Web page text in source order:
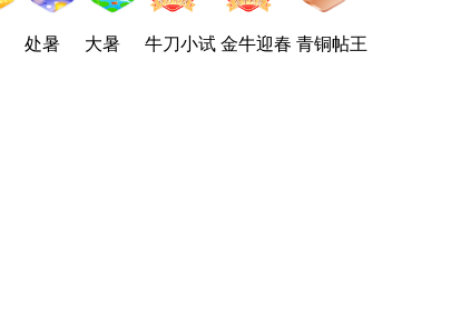
处暑 大暑 牛刀小试 金牛迎春 青铜帖王